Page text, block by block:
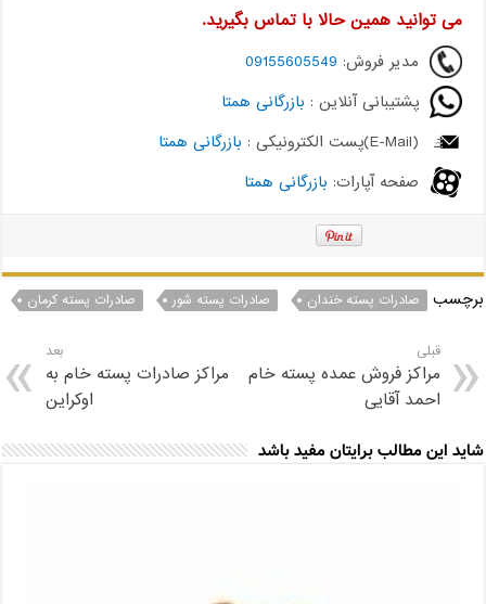
می توانید همین حالا با تماس بگیرید.
مدیر فروش: 09155605549
پشتیبانی آنلاین : بازرگانی همتا
(E-Mail)پست الکترونیکی :
بازرگانی همتا
صفحه آپارات: بازرگانی همتا
برچسب صادرات پسته خندان صادرات پسته شور صادرات پسته کرمان
قبلی
مراکز فروش عمده پسته خام
احمد آقایی
بعد
مراکز صادرات پسته خام به
اوکراین
شاید این مطالب برایتان مفید باشد